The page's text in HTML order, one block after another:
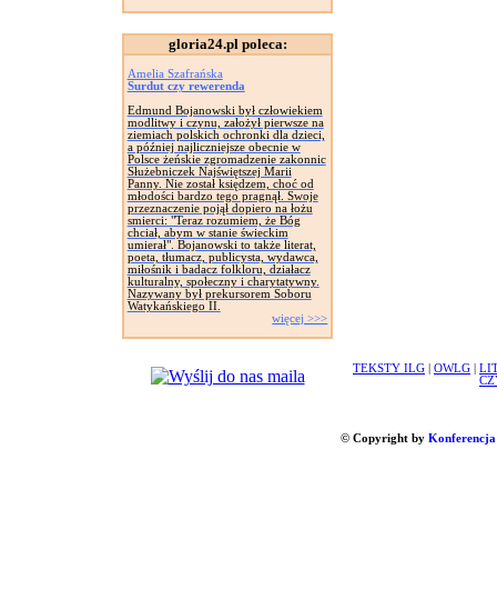
gloria24.pl poleca:
Amelia Szafrańska
Surdut czy rewerenda
Edmund Bojanowski był człowiekiem
modlitwy i czynu, założył pierwsze na
ziemiach polskich ochronki dla dzieci,
a później najliczniejsze obecnie w
Polsce żeńskie zgromadzenie zakonnic
Służebniczek Najświętszej Marii
Panny. Nie został księdzem, choć od
młodości bardzo tego pragnął. Swoje
przeznaczenie pojął dopiero na łożu
smierci: "Teraz rozumiem, że Bóg
chciał, abym w stanie świeckim
umierał". Bojanowski to także literat,
poeta, tłumacz, publicysta, wydawca,
miłośnik i badacz folkloru, działacz
kulturalny, społeczny i charytatywny.
Nazywany był prekursorem Soboru
Watykańskiego II.
więcej >>>
TEKSTY ILG OWLG
© Copyright by Konferencja